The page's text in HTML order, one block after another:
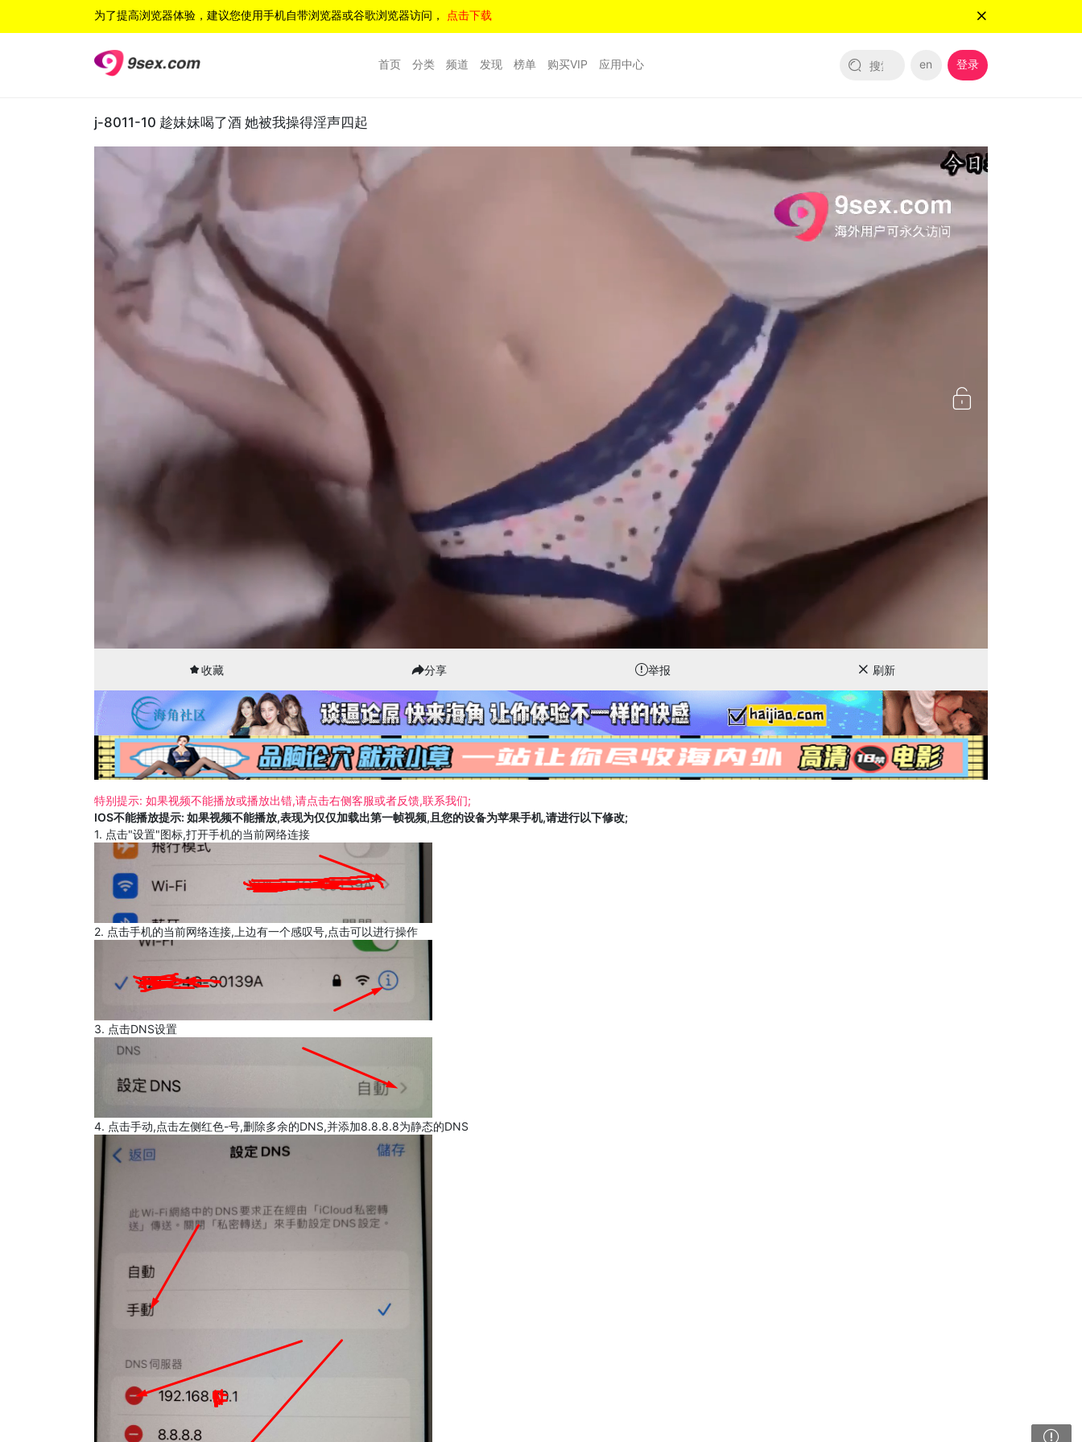
为了提高浏览器体验，建议您使用手机自带浏览器或谷歌浏览器访问， 点击下载
首页 分类 频道 发现 榜单 购买VIP 应用中心 en 登录
j-8011-10 趁妹妹喝了酒 她被我操得淫声四起
02:19
收藏 分享 举报 刷新
特别提示: 如果视频不能播放或播放出错,请点击右侧客服或者反馈,联系我们;
IOS不能播放提示: 如果视频不能播放,表现为仅仅加载出第一帧视频,且您的设备为苹果手机,请进行以下修改;
1. 点击"设置"图标,打开手机的当前网络连接
2. 点击手机的当前网络连接,上边有一个感叹号,点击可以进行操作
3. 点击DNS设置
4. 点击手动,点击左侧红色-号,删除多余的DNS,并添加8.8.8.8为静态的DNS